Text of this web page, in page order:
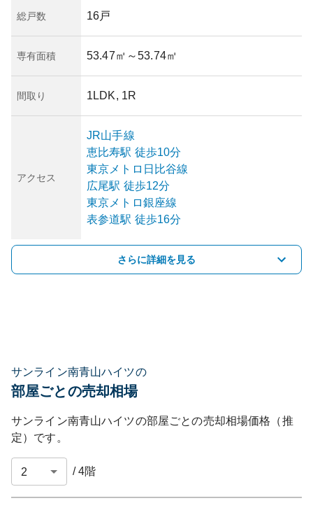
総戸数 16戸
専有面積 53.47㎡ ～53.74㎡
間取り 1LDK, 1R
アクセス
JR山手線
恵比寿駅 徒歩10分
東京メトロ日比谷線
広尾駅 徒歩12分
東京メトロ銀座線
表参道駅 徒歩16分
さらに詳細を見る
サンライン南青山ハイツの
部屋ごとの売却相場
サンライン南青山ハイツの部屋ごとの売却相場価格（推
定）です。
/4階